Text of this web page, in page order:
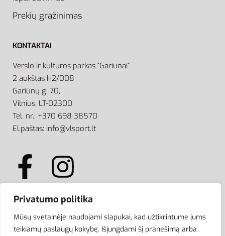
Privatumo politika
Mūsų svetainėje naudojami slapukai, kad užtikrintume jums
teikiamų paslaugų kokybę. Išjungdami šį pranešimą arba
Prekių grąžinimas
KONTAKTAI
Verslo ir kultūros parkas “Gariūnai”
2 aukštas H2/008
Gariūnų g. 70,
Vilnius, LT-02300
Tel. nr.: +370 698 38570
El.paštas: info@vlsport.lt